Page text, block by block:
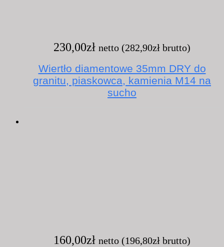
230,00zł netto (282,90zł brutto)
Wiertło diamentowe 35mm DRY do
granitu, piaskowca, kamienia M14 na
sucho
160,00zł netto (196,80zł brutto)